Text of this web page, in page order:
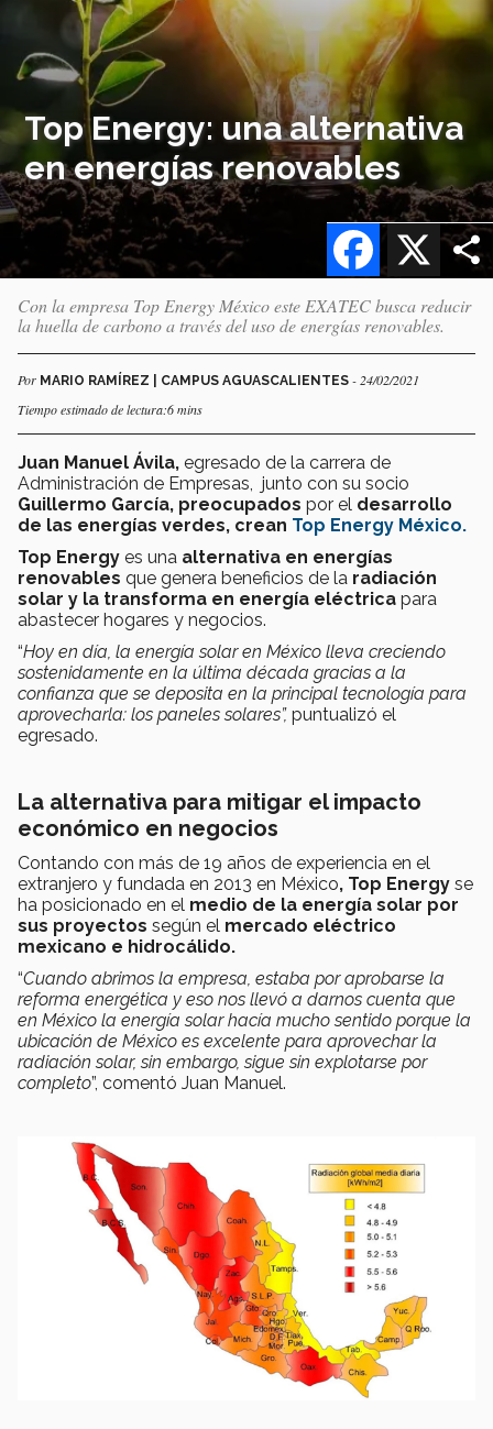
Top Energy: una alternativa
en energías renovables
X
Facebook
Con la empresa Top Energy México este EXATEC busca reducir
la huella de carbono a través del uso de energías renovables.
Por MARIO RAMÍREZ | CAMPUS AGUASCALIENTES - 24/02/2021
Tiempo estimado de lectura:6 mins
Juan Manuel Ávila, egresado de la carrera de
Administración de Empresas, junto con su socio
Guillermo García, preocupados por el desarrollo
de las energías verdes, crean Top Energy México.
Top Energy es una alternativa en energías
renovables que genera beneficios de la radiación
solar y la transforma en energía eléctrica para
abastecer hogares y negocios.
“Hoy en día, la energía solar en México lleva creciendo
sostenidamente en la última década gracias a la
confianza que se deposita en la principal tecnología para
aprovecharla: los paneles solares”, puntualizó el
egresado.
La alternativa para mitigar el impacto
económico en negocios
Contando con más de 19 años de experiencia en el
extranjero y fundada en 2013 en México, Top Energy se
ha posicionado en el medio de la energía solar por
sus proyectos según el mercado eléctrico
mexicano e hidrocálido.
“Cuando abrimos la empresa, estaba por aprobarse la
reforma energética y eso nos llevó a darnos cuenta que
en México la energía solar hacía mucho sentido porque la
ubicación de México es excelente para aprovechar la
radiación solar, sin embargo, sigue sin explotarse por
completo”, comentó Juan Manuel.